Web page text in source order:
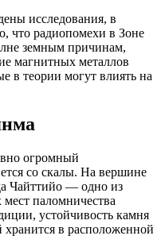
исследования, в
что радиопомехи в Зоне
земным причинам,
магнитных металлов
в теории могут влиять на
огромный
со скалы. На вершине
Чайттийо — одно из
паломничества
устойчивость камня
хранится в расположенной